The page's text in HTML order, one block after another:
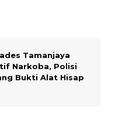
Tamanjaya
Narkoba, Polisi
Bukti Alat Hisap